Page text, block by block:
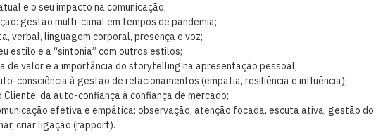
e o seu impacto na comunicação;
gestão multi-canal em tempos de pandemia;
verbal, linguagem corporal, presença e voz;
estilo e a “sintonia” com outros estilos;
de valor e a importância do storytelling na apresentação pessoal;
consciência à gestão de relacionamentos (empatia, resiliência e influência);
Cliente: da auto-confiança à confiança de mercado;
efetiva e empática: observação, atenção focada, escuta ativa, gestão do
criar ligação (rapport).